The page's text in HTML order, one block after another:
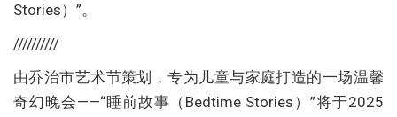
Stories）”。
//////////
由乔治市艺术节策划，专为儿童与家庭打造的一场温馨
奇幻晚会——“睡前故事（Bedtime Stories）”将于2025